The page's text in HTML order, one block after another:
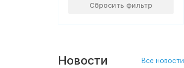
Сбросить фильтр
Новости Все новости